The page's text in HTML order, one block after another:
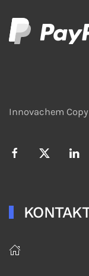
Innovachem